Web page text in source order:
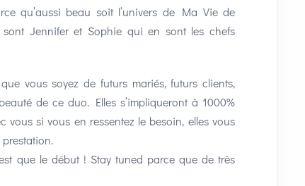
qu’aussi beau soit l’univers de Ma Vie de
Jennifer et Sophie qui en sont les chefs
vous soyez de futurs mariés, futurs clients,
de ce duo. Elles s’impliqueront à 1000%
vous si vous en ressentez le besoin, elles vous
que le début ! Stay tuned parce que de très